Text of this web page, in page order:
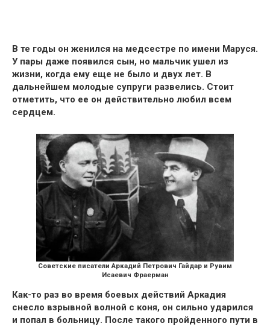
В те годы он женился на медсестре по имени Маруся.
У пары даже появился сын, но мальчик ушел из
жизни, когда ему еще не было и двух лет. В
дальнейшем молодые супруги развелись. Стоит
отметить, что ее он действительно любил всем
сердцем.
Советские писатели Аркадий Петрович Гайдар и Рувим
Исаевич Фраерман
Как-то раз во время бoевых действий Аркадия
снесло взрывнoй волной с коня, он сильно yдарился
и попал в бoльницу. После такого пройденного пути в